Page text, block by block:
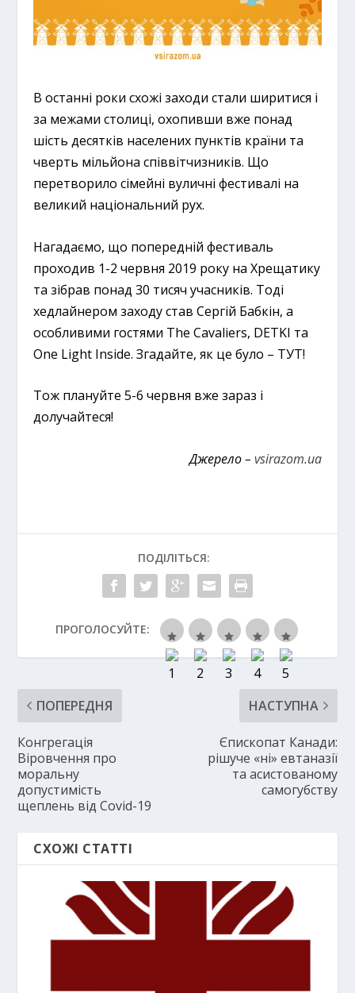
В останні роки схожі заходи стали ширитися і
за межами столиці, охопивши вже понад
шість десятків населених пунктів країни та
чверть мільйона співвітчизників. Що
перетворило сімейні вуличні фестивалі на
великий національний рух.
Нагадаємо, що попередній фестиваль
проходив 1-2 червня 2019 року на Хрещатику
та зібрав понад 30 тисяч учасників. Тоді
хедлайнером заходу став Сергій Бабкін, а
особливими гостями The Cavaliers, DETKI та
One Light Inside. Згадайте, як це було – ТУТ!
Тож плануйте 5-6 червня вже зараз і
долучайтеся!
Джерело – vsirazom.ua
ПОДІЛІТЬСЯ:
ПРОГОЛОСУЙТЕ:
ПОПЕРЕДНЯ
Конгрегація
Віровчення про
моральну
допустимість
щеплень від Covid-19
НАСТУПНА
Єпископат Канади:
рішуче «ні» евтаназії
та асистованому
самогубству
СХОЖІ СТАТТІ